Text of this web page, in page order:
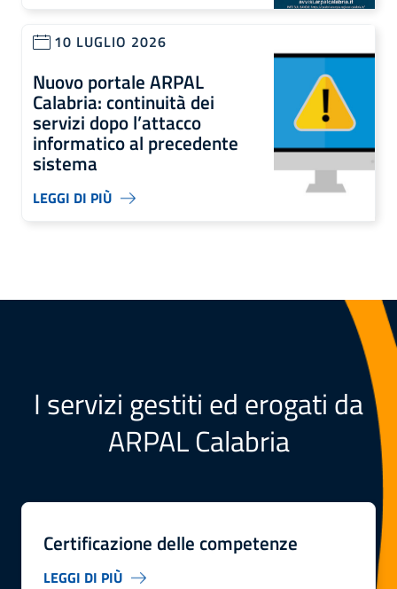
10 LUGLIO 2026
Nuovo portale ARPAL
Calabria: continuità dei
servizi dopo l’attacco
informatico al precedente
sistema
LEGGI DI PIÙ
I servizi gestiti ed erogati da
ARPAL Calabria
Certificazione delle competenze
LEGGI DI PIÙ